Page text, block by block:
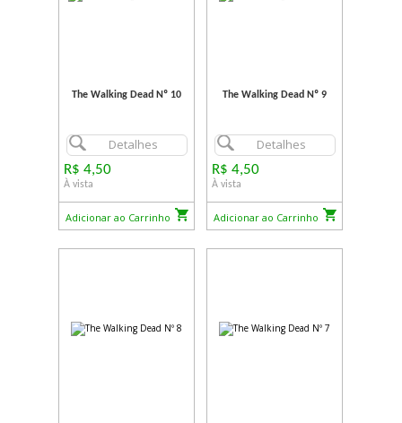
The Walking Dead Nº 10
Detalhes
R$ 4,50
À vista
Adicionar ao Carrinho
The Walking Dead Nº 9
Detalhes
R$ 4,50
À vista
Adicionar ao Carrinho